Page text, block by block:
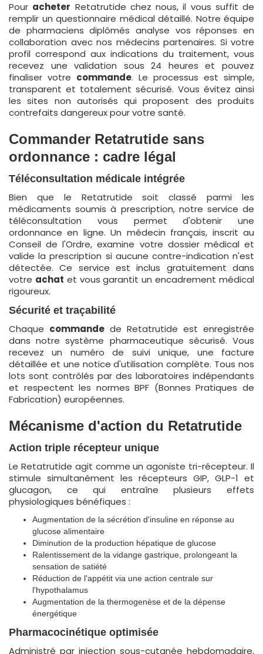
Pour acheter Retatrutide chez nous, il vous suffit de
remplir un questionnaire médical détaillé. Notre équipe
de pharmaciens diplômés analyse vos réponses en
collaboration avec nos médecins partenaires. Si votre
profil correspond aux indications du traitement, vous
recevez une validation sous 24 heures et pouvez
finaliser votre commande. Le processus est simple,
transparent et totalement sécurisé. Vous évitez ainsi
les sites non autorisés qui proposent des produits
contrefaits dangereux pour votre santé.
Commander Retatrutide sans
ordonnance : cadre légal
Téléconsultation médicale intégrée
Bien que le Retatrutide soit classé parmi les
médicaments soumis à prescription, notre service de
téléconsultation vous permet d'obtenir une
ordonnance en ligne. Un médecin français, inscrit au
Conseil de l'Ordre, examine votre dossier médical et
valide la prescription si aucune contre-indication n'est
détectée. Ce service est inclus gratuitement dans
votre achat et vous garantit un encadrement médical
rigoureux.
Sécurité et traçabilité
Chaque commande de Retatrutide est enregistrée
dans notre système pharmaceutique sécurisé. Vous
recevez un numéro de suivi unique, une facture
détaillée et une notice d'utilisation complète. Tous nos
lots sont contrôlés par des laboratoires indépendants
et respectent les normes BPF (Bonnes Pratiques de
Fabrication) européennes.
Mécanisme d'action du Retatrutide
Action triple récepteur unique
Le Retatrutide agit comme un agoniste tri-récepteur. Il
stimule simultanément les récepteurs GIP, GLP-1 et
glucagon, ce qui entraîne plusieurs effets
physiologiques bénéfiques :
Augmentation de la sécrétion d'insuline en réponse au
glucose alimentaire
Diminution de la production hépatique de glucose
Ralentissement de la vidange gastrique, prolongeant la
sensation de satiété
Réduction de l'appétit via une action centrale sur
l'hypothalamus
Augmentation de la thermogenèse et de la dépense
énergétique
Pharmacocinétique optimisée
Administré par injection sous-cutanée hebdomadaire,